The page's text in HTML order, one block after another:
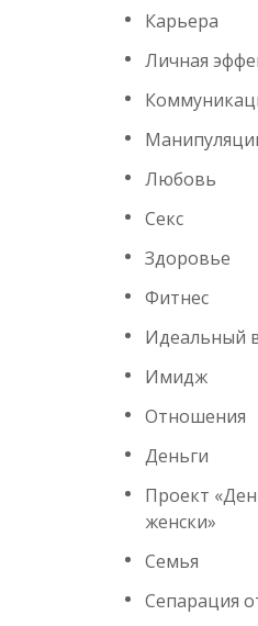
Карьера
Личная
Любовь
Секс
Здоровье
Фитнес
Идеальный
Имидж
Отношения
Деньги
Проект
женски»
Семья
Сепарация